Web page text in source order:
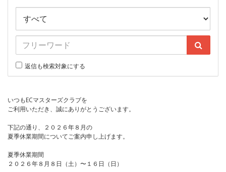
返信も検索対象にする
いつもECマスターズクラブを
ご利用いただき、誠にありがとうございます。
下記の通り、２０２６年８月の
夏季休業期間についてご案内申し上げます。
夏季休業期間
２０２６年８月８日（土）〜１６日（日）